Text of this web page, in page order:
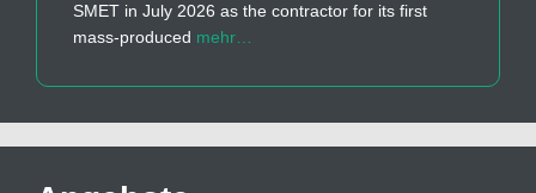
SMET in July 2026 as the contractor for its first
mass-produced mehr…